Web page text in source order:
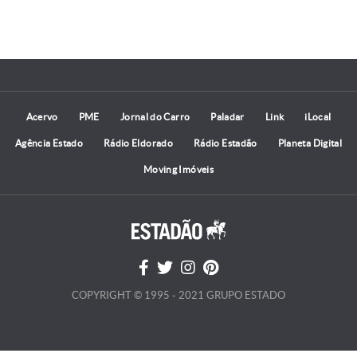
Acervo PME Jornal do Carro Paladar Link iLocal
Agência Estado Rádio Eldorado Rádio Estadão Planeta Digital
Moving Imóveis
COPYRIGHT © 1995 - 2021 GRUPO ESTADO